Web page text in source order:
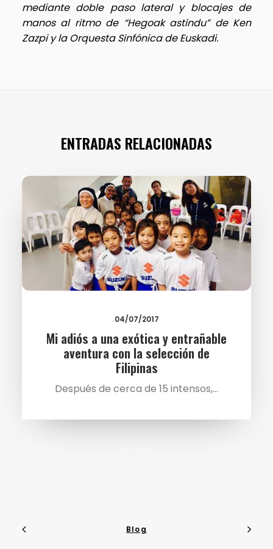
mediante doble paso lateral y blocajes de
manos al ritmo de “Hegoak astindu” de Ken
Zazpi y la Orquesta Sinfónica de Euskadi.
ENTRADAS RELACIONADAS
04/07/2017
Mi adiós a una exótica y entrañable
aventura con la selección de
Filipinas
Después de cerca de 15 intensos,…
Blog